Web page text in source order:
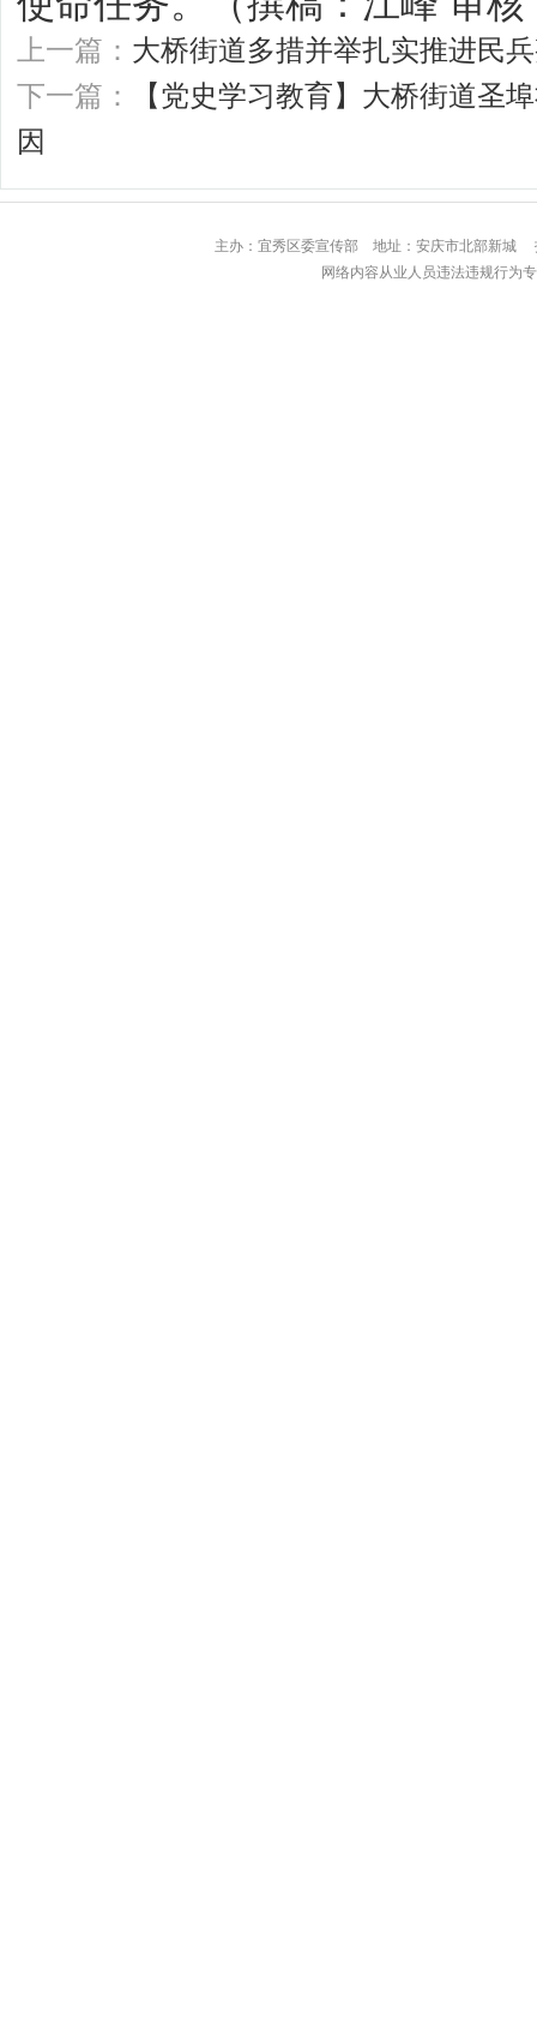
上一篇： 大桥街道多措并举扎实推进民
下一篇：
【党史学习教育】大桥街道圣
因
主办：宜秀区委宣传部 地址：安庆市北
网络内容从业人员违法违规行